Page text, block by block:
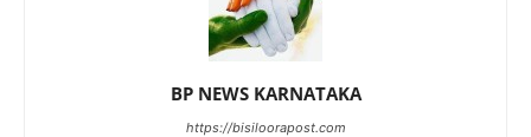
BP NEWS KARNATAKA
https://bisiloorapost.com